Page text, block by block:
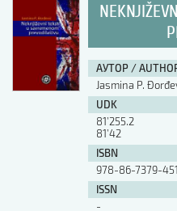
АУТОР /
Jasmina P.
UDK
81’255.2
81’42
ISBN
978-86-7379-
ISSN
-